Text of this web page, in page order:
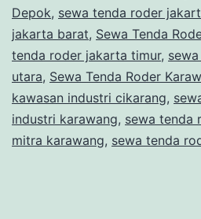
Depok, sewa tenda roder
jakarta barat, Sewa Tenda
tenda roder jakarta timur,
utara, Sewa Tenda Roder
kawasan industri cikarang,
industri karawang, sewa tenda
mitra karawang, sewa tenda